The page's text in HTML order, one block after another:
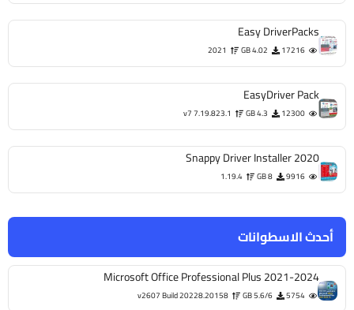
أحدث الاسطوانات
Microsoft Office Professional Plus 2021-2024
5754
5.6/6 GB
v2607 Build 20228.20158
Easy DriverPacks
17216
4.02 GB
2021
EasyDriver Pack
12300
4.3 GB
v7 7.19.823.1
Snappy Driver Installer 2020
9916
8 GB
1.19.4